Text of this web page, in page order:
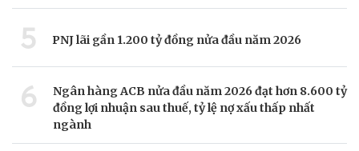
5 PNJ lãi gần 1.200 tỷ đồng nửa đầu năm 2026
6
Ngân hàng ACB nửa đầu năm 2026 đạt hơn 8.600 tỷ
đồng lợi nhuận sau thuế, tỷ lệ nợ xấu thấp nhất
ngành